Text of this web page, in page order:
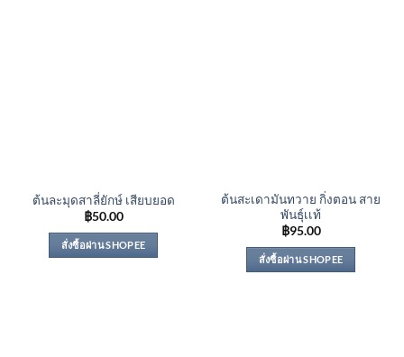
ต้นละมุดสาลี่ยักษ์ เสียบยอด
฿50.00
สั่งซื้อผ่าน SHOPEE
ต้นสะเดามันทวาย กิ่งตอน สาย
พันธุ์เเท้
฿95.00
สั่งซื้อผ่าน SHOPEE